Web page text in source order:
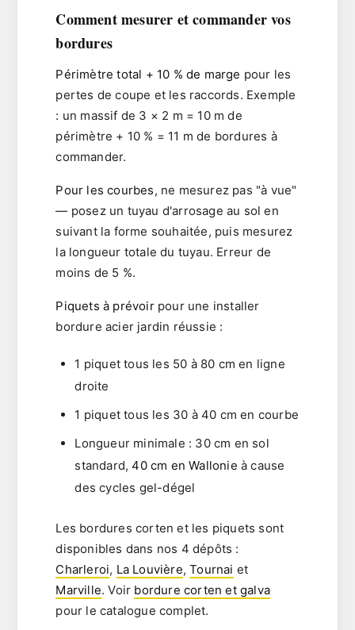
Comment mesurer et commander vos
bordures
Périmètre total + 10 % de marge pour les
pertes de coupe et les raccords. Exemple
: un massif de 3 × 2 m = 10 m de
périmètre + 10 % = 11 m de bordures à
commander.
Pour les courbes, ne mesurez pas "à vue"
— posez un tuyau d'arrosage au sol en
suivant la forme souhaitée, puis mesurez
la longueur totale du tuyau. Erreur de
moins de 5 %.
Piquets à prévoirpour une installer
bordure acier jardin réussie :
1 piquet tous les 50 à 80 cm en ligne
droite
1 piquet tous les 30 à 40 cm en courbe
Longueur minimale : 30 cm en sol
standard,40 cm en Wallonie à cause
des cycles gel-dégel
Les bordures corten et les piquets sont
disponibles dans nos 4 dépôts :
Charleroi, La Louvière,Tournai et
Marville. Voir bordure corten et galva
pour le catalogue complet.